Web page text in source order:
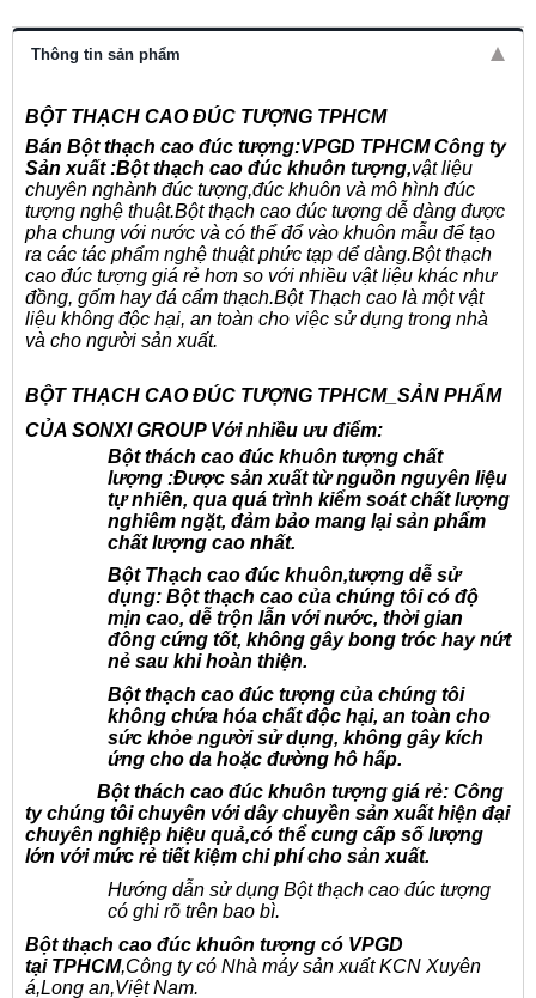
Thông tin sản phẩm
BỘT THẠCH CAO ĐÚC TƯỢNG TPHCM
Bán Bột thạch cao đúc tượng:VPGD TPHCM Công ty
Sản xuất :Bột thạch cao đúc khuôn tượng,vật liệu
chuyên nghành đúc tượng,đúc khuôn và mô hình đúc
tượng nghệ thuật.Bột thạch cao đúc tượng dễ dàng được
pha chung với nước và có thể đổ vào khuôn mẫu để tạo
ra các tác phẩm nghệ thuật phức tạp dể dàng.Bột thạch
cao đúc tượng giá rẻ hơn so với nhiều vật liệu khác như
đồng, gốm hay đá cẩm thạch.Bột Thạch cao là một vật
liệu không độc hại, an toàn cho việc sử dụng trong nhà
và cho người sản xuất.
BỘT THẠCH CAO ĐÚC TƯỢNG TPHCM_SẢN PHẨM
CỦA SONXI GROUPVới nhiều ưu điểm:
Bột thách cao đúc khuôn tượng chất
lượng :Được sản xuất từ nguồn nguyên liệu
tự nhiên, qua quá trình kiểm soát chất lượng
nghiêm ngặt, đảm bảo mang lại sản phẩm
chất lượng cao nhất.
Bột Thạch cao đúc khuôn,tượng dễ sử
dụng: Bột thạch cao của chúng tôi có độ
mịn cao, dễ trộn lẫn với nước, thời gian
đông cứng tốt, không gây bong tróc hay nứt
nẻ sau khi hoàn thiện.
Bột thạch caođúc tượngcủa chúng tôi
không chứa hóa chất độc hại, an toàn cho
sức khỏe người sử dụng, không gây kích
ứng cho da hoặc đường hô hấp.
Bột thách cao đúc khuôn tượng giá rẻ: Công
ty chúng tôi chuyên với dây chuyền sản xuấthiện đại
chuyên nghiệp hiệu quả,có thể cung cấp số lượng
lớn với mức rẻ tiết kiệm chi phí cho sản xuất.
Hướng dẫn sử dụng Bột thạch cao đúc tượng
có ghi rõ trên bao bì.
Bột thạch cao đúc khuôn tượng có VPGD
tại TPHCM,Công ty có Nhà máy sản xuất KCN Xuyên
á,Long an,Việt Nam.